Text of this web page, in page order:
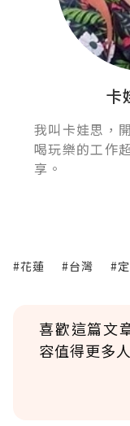
卡
我叫卡娃思，
喝玩樂的工作
享。
#花蓮 #台灣 #
喜歡這篇文
容值得更多